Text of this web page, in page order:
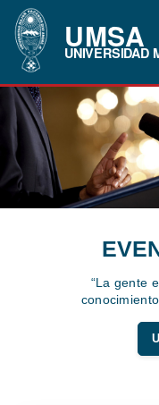
UMSA
UNIVERSIDAD
“La gente